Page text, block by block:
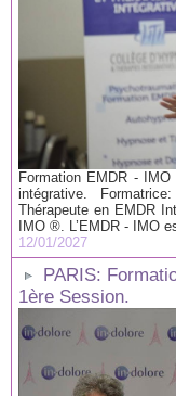
Formation EMDR -
intégrative.
Thérapeute en EMDR
IMO ®. L’EMDR - IMO
12/01/2027
PARIS:
1ère Session.